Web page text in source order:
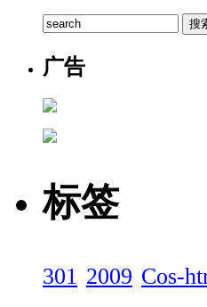
广告
标签
301 2009 Cos-